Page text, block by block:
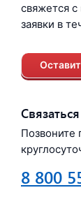
свяжется
заявки в
Позвоните
8 800